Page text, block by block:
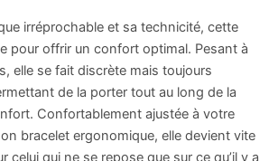
irréprochable et sa technicité, cette
pour offrir un confort optimal. Pesant à
elle se fait discrète mais toujours
de la porter tout au long de la
Confortablement ajustée à votre
bracelet ergonomique, elle devient vite
celui qui ne se repose que sur ce qu’il y a